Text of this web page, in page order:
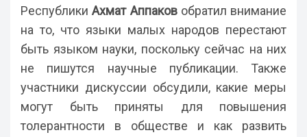
РеспубликиАхмат Аппаковобратил внимание
на то, что языки малых народов перестают
быть языком науки, поскольку сейчас на них
не пишутся научные публикации. Также
участники дискуссии обсудили, какие меры
могут быть приняты для повышения
толерантности в обществе и как развить